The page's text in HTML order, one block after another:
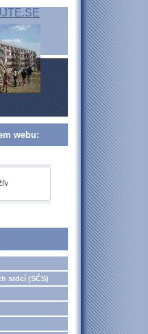
webu:
srdcí (SČS)